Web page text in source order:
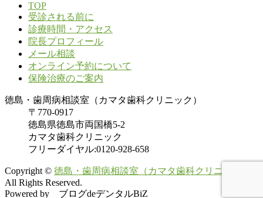
TOP
受診される前に
診療時間・アクセス
院長プロフィール
メール相談
オンライン予約について
保険治療のご案内
徳島・歯周病相談室（カマタ歯科クリニック）
〒770-0917
徳島県徳島市両国橋5-2
カマタ歯科クリニック
フリーダイヤル:0120-928-658
Copyright © 徳島・歯周病相談室（カマタ歯科クリニック）
All Rights Reserved.
Powered by ブログdeデンタルBiZ